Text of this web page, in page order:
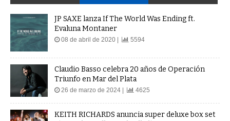
JP SAXE lanza If The World Was Ending ft.
Evaluna Montaner
08 de abril de 2020 | 5594
Claudio Basso celebra 20 años de Operación
Triunfo en Mar del Plata
26 de marzo de 2024 | 4625
KEITH RICHARDS anuncia super deluxe box set